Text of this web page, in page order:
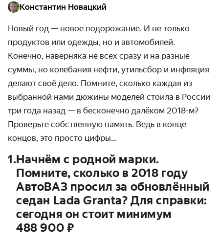
Константин Новацкий
Новый год — новое подорожание. И не только
продуктов или одежды, но и автомобилей.
Конечно, наверняка не всех сразу и на разные
суммы, но колебания нефти, утильсбор и инфляция
делают своё дело. Помните, сколько каждая из
выбранной нами дюжины моделей стоила в России
три года назад — в бесконечно далёком 2018-м?
Проверьте собственную память. Ведь в конце
концов, это просто цифры...
1.Начнём с родной марки.
Помните, сколько в 2018 году
АвтоВАЗ просил за обновлённый
седан Lada Granta? Для справки:
сегодня он стоит минимум
488 900 ₽